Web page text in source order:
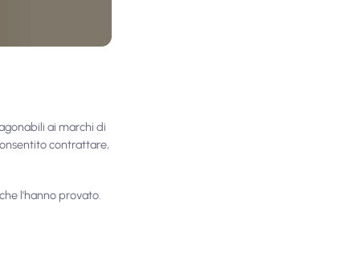
ai marchi di
contrattare,
l'hanno provato.